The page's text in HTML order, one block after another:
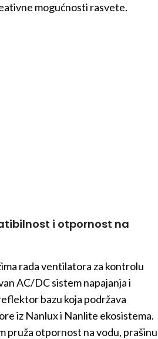
mogućnosti rasvete.
i otpornost na
rada ventilatora za kontrolu
AC/DC sistem napajanja i
bazu koja podržava
iz Nanlux i Nanlite ekosistema.
pruža otpornost na vodu, prašinu